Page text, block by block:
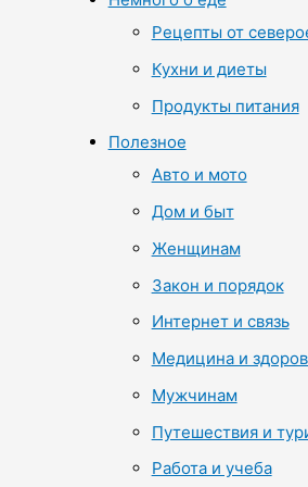
Рецепты от
Кухни и диеты
Продукты питания
Полезное
Авто и мото
Дом и быт
Женщинам
Закон и порядок
Интернет и связь
Медицина и
Мужчинам
Путешествия и
Работа и учеба